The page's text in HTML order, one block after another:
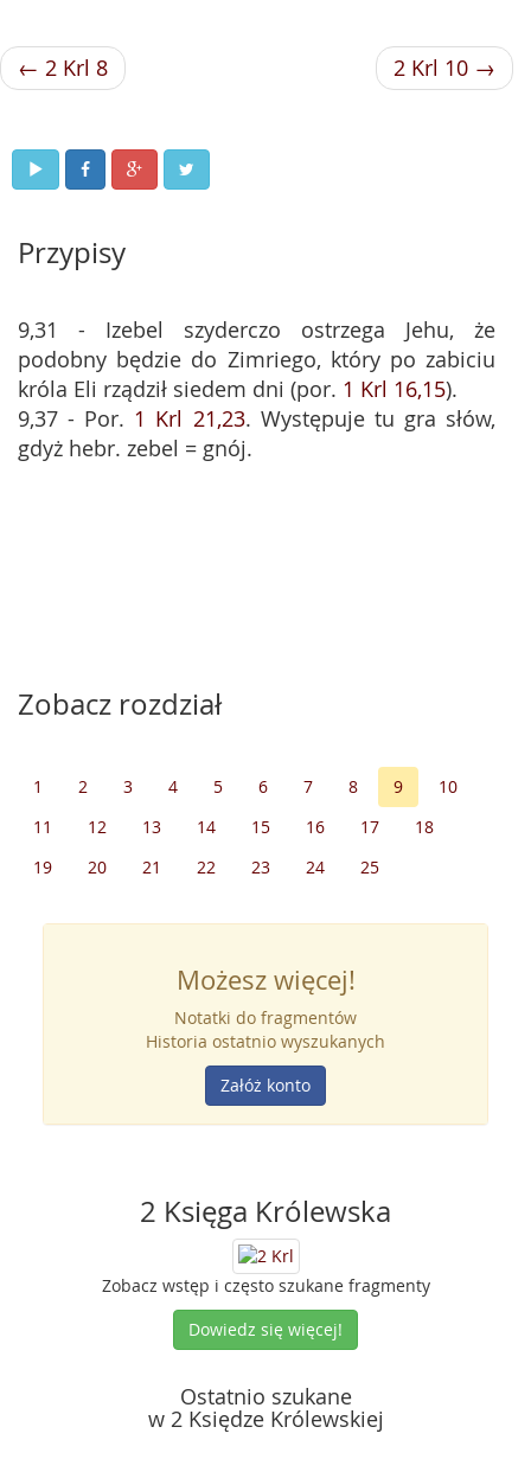
← 2 Krl 8 2 Krl 10 →
Przypisy
9,31 - Izebel szyderczo ostrzega Jehu, że
podobny będzie do Zimriego, który po zabiciu
króla Eli rządził siedem dni (por. 1 Krl 16,15).
9,37 - Por. 1 Krl 21,23. Występuje tu gra słów,
gdyż hebr. zebel = gnój.
Zobacz rozdział
1 2 3 4 5 6 7 8 9
10
11
12 13 14 15 16 17
18
19
20 21 22 23 24 25
Możesz więcej!
Notatki do fragmentów
Historia ostatnio wyszukanych
Załóż konto
2 Księga Królewska
Zobacz wstęp i często szukane fragmenty
Dowiedz się więcej!
Ostatnio szukane
w 2 Księdze Królewskiej